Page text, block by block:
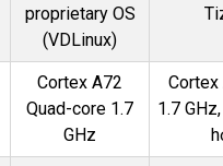
proprietary OS
(VDLinux)
Cortex A72
Quad-core 1.7
GHz
Cortex
1.7